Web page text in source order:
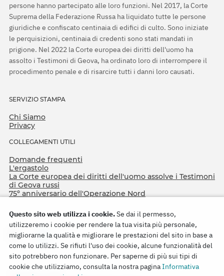
persone hanno partecipato alle loro funzioni. Nel 2017, la Corte
Suprema della Federazione Russa ha liquidato tutte le persone
giuridiche e confiscato centinaia di edifici di culto. Sono iniziate
le perquisizioni, centinaia di credenti sono stati mandati in
prigione. Nel 2022 la Corte europea dei diritti dell'uomo ha
assolto i Testimoni di Geova, ha ordinato loro di interrompere il
procedimento penale e di risarcire tutti i danni loro causati.
SERVIZIO STAMPA
Chi Siamo
Privacy
COLLEGAMENTI UTILI
Domande frequenti
L'ergastolo
La Corte europea dei diritti dell'uomo assolve i Testimoni
di Geova russi
75º anniversario dell'Operazione Nord
Copyright © 2026
Questo sito web utilizza i cookie.Se dai il permesso,
utilizzeremo i cookie per rendere la tua visita più personale,
migliorarne la qualità e migliorare le prestazioni del sito in base a
come lo utilizzi. Se rifiuti l'uso dei cookie, alcune funzionalità del
sito potrebbero non funzionare. Per saperne di più sui tipi di
cookie che utilizziamo, consulta la nostra paginaInformativa